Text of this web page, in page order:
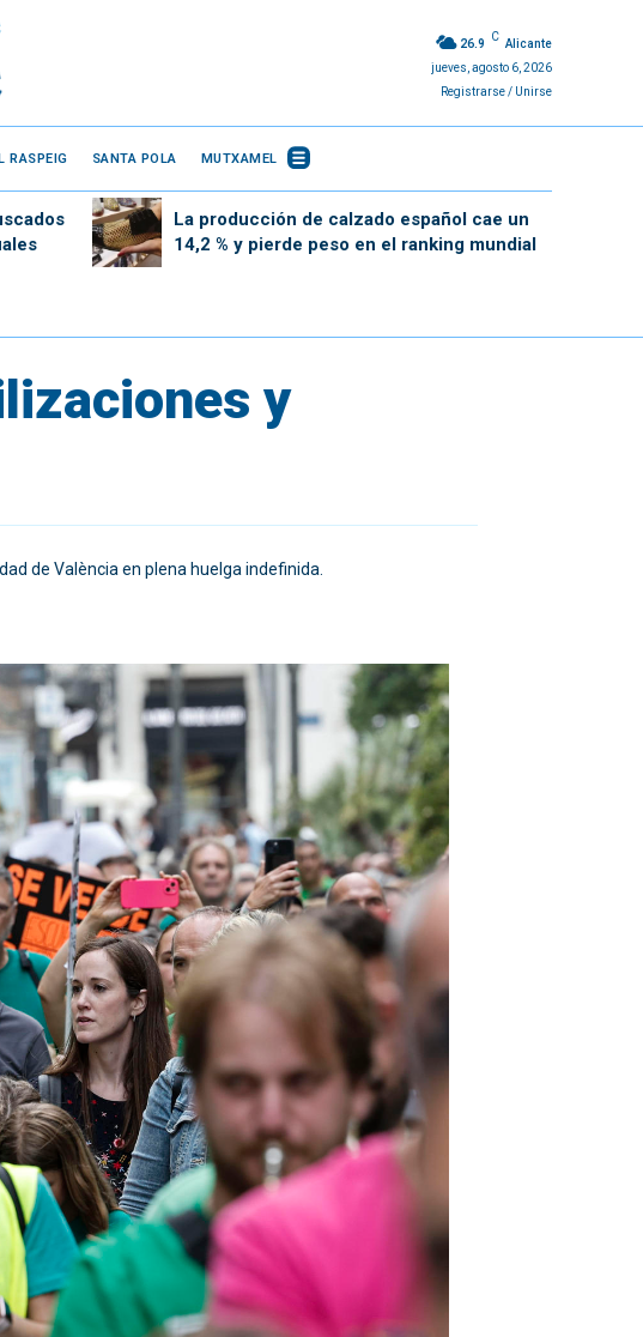
26.9
C
Alicante
jueves, agosto 6, 2026
Registrarse / Unirse
RASPEIG SANTA POLA MUTXAMEL
La producción de calzado español cae un
14,2 % y pierde peso en el ranking mundial
y
de València en plena huelga indefinida.